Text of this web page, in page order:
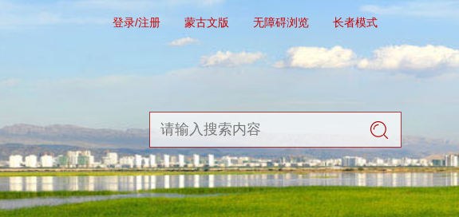
登录/注册 蒙古文版 无障碍浏览 长者模式